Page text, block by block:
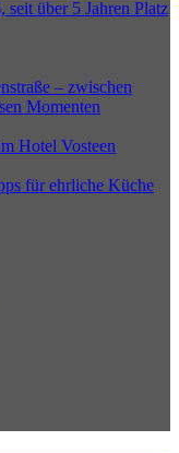
seit über 5 Jahren Platz
– zwischen
Momenten
Hotel Vosteen
für ehrliche Küche